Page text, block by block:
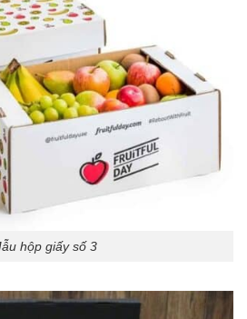
hộp giấy số 3